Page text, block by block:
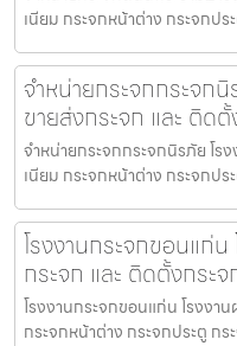
เนียม กระจกหน้าต่าง กระจกป
จำหน่ายกระจกกระจก
ขายส่งกระจก และ ติด
จำหน่ายกระจกกระจกนิรภัย โร
เนียม กระจกหน้าต่าง กระจกป
โรงงานกระจกขอนแก่
กระจก และ ติดตั้งกระ
โรงงานกระจกขอนแก่น โรงงา
กระจกหน้าต่าง กระจกประตู ก